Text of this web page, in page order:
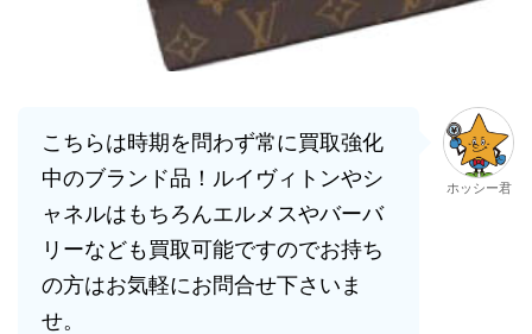
こちらは時期を問わず常に買取強化
中のブランド品！ルイヴィトンやシ
ャネルはもちろんエルメスやバーバ
リーなども買取可能ですのでお持ち
の方はお気軽にお問合せ下さいま
せ。
ホッシー君